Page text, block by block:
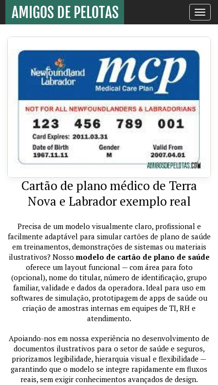
Toggle
Cartão de plano médico de Terra
Nova e Labrador exemplo real
Precisa de um modelo visualmente claro, profissional e
facilmente adaptável para simular cartões de plano de saúde
em treinamentos, demonstrações de sistemas ou materiais
ilustrativos? Nosso modelo de cartão de plano de saúde
oferece um layout funcional — com área para foto
(opcional), nome do titular, número de identificação, grupo
familiar, validade e dados da operadora. Ideal para uso em
softwares de simulação, prototipagem de apps de saúde ou
criação de amostras internas em equipes de TI, RH e
atendimento.
Apoiando-nos em nossa experiência no desenvolvimento de
documentos ilustrativos para o setor de saúde e seguros,
priorizamos legibilidade, hierarquia visual e flexibilidade —
garantindo que o modelo se integre rapidamente em fluxos
reais, sem exigir conhecimentos avançados de design.